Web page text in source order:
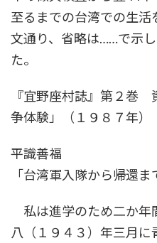
:
至るまでの台湾での生活
文通り、省略は……で示
た。
『宜野座村誌』第２巻
争体験」（１９８７年）
平識善福
「台湾軍入隊から帰還ま
私は進学のため二か年
八（１９４３）年三月